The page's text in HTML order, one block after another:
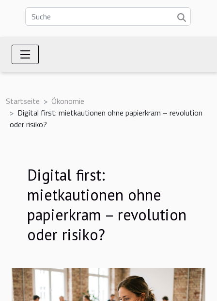
Startseite
Ökonomie
Digital first: mietkautionen ohne papierkram – revolution
oder risiko?
Digital first:
mietkautionen ohne
papierkram – revolution
oder risiko?